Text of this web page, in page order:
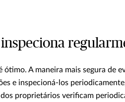
inspeciona
ótimo. A maneira mais segura de
e inspecioná-los
proprietários verificam